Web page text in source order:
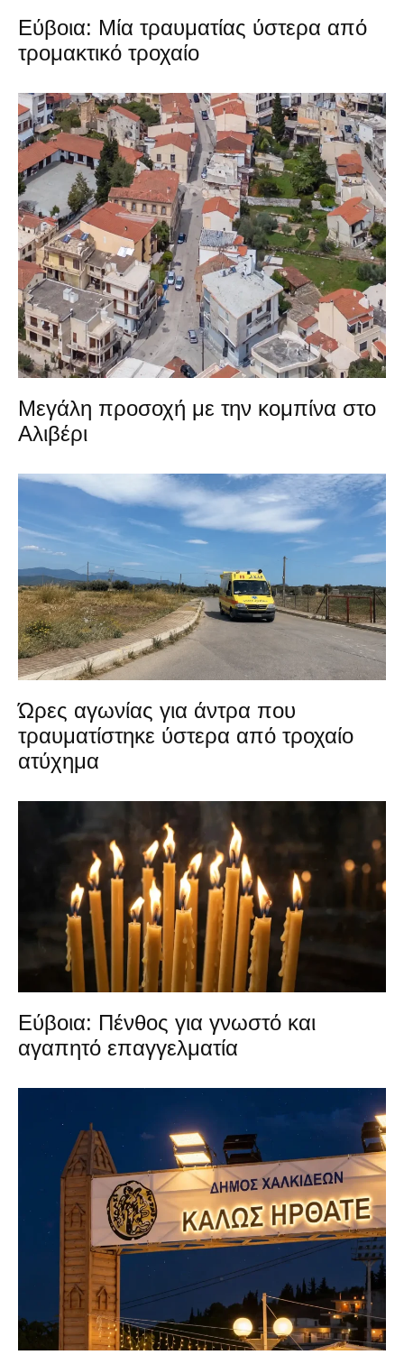
Εύβοια: Μία τραυματίας ύστερα από
τρομακτικό τροχαίο
Μεγάλη προσοχή με την κομπίνα στο
Αλιβέρι
Ώρες αγωνίας για άντρα που
τραυματίστηκε ύστερα από τροχαίο
ατύχημα
Εύβοια: Πένθος για γνωστό και
αγαπητό επαγγελματία